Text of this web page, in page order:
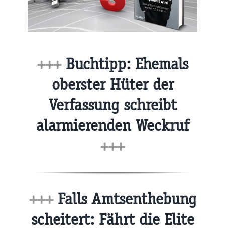
+++Buchtipp: Ehemals
oberster Hüter der
Verfassung schreibt
alarmierenden Weckruf
+++
+++Falls Amtsenthebung
scheitert: Fährt die Elite